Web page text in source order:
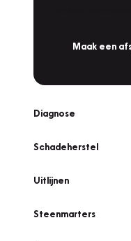
Maak een
Diagnose
Schadeherstel
Uitlijnen
Steenmarters